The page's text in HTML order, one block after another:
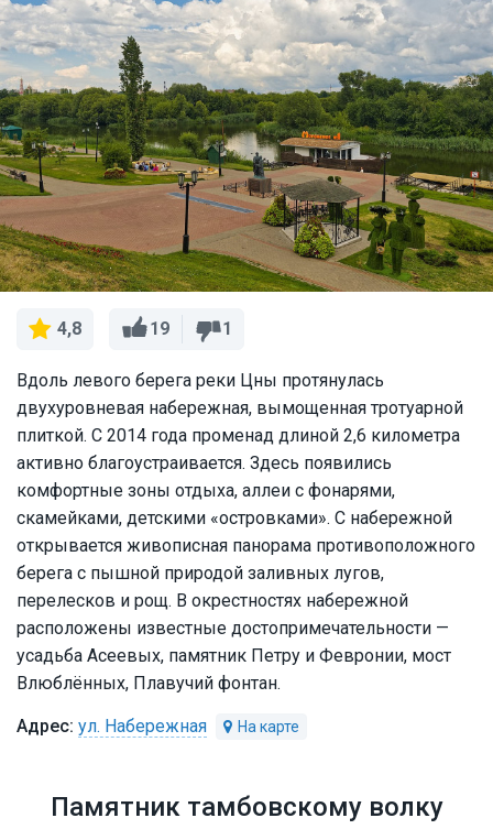
4,8 19 1
Вдоль левого берега реки Цны протянулась
двухуровневая набережная, вымощенная тротуарной
плиткой. С 2014 года променад длиной 2,6 километра
активно благоустраивается. Здесь появились
комфортные зоны отдыха, аллеи с фонарями,
скамейками, детскими «островками». С набережной
открывается живописная панорама противоположного
берега с пышной природой заливных лугов,
перелесков и рощ. В окрестностях набережной
расположены известные достопримечательности —
усадьба Асеевых, памятник Петру и Февронии, мост
Влюблённых, Плавучий фонтан.
ул. Набережная
Памятник тамбовскому волку